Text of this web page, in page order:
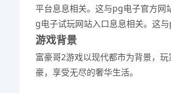
平台息息相关。这与pg电子官方
g电子试玩网站入口息息相关。这
游戏背景
富豪哥2游戏以现代都市为背景，
豪，享受无尽的奢华生活。